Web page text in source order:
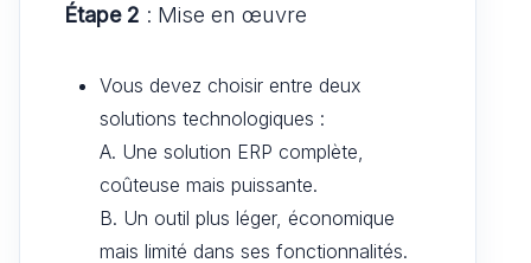
Étape 2 : Mise en œuvre
Vous devez choisir entre deux
solutions technologiques :
A. Une solution ERP complète,
coûteuse mais puissante.
B. Un outil plus léger, économique
mais limité dans ses fonctionnalités.